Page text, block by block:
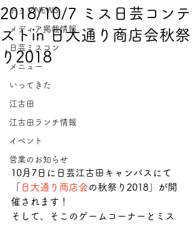
トップNEWS
メディア掲載情報
日芸ミスコン
メニュー
いってきた
江古田
江古田ランチ情報
イベント
営業のお知らせ
2018/10/7 ミス日芸コンテ
ストin 日大通り商店会秋祭
り2018
10月7日に日芸江古田キャンパスにて
日大通り商店会の秋祭り2018」が開
催されます！
そして、そこのゲームコーナーとミス